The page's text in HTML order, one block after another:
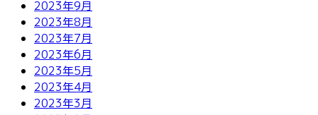
2023年9月
2023年8月
2023年7月
2023年6月
2023年5月
2023年4月
2023年3月